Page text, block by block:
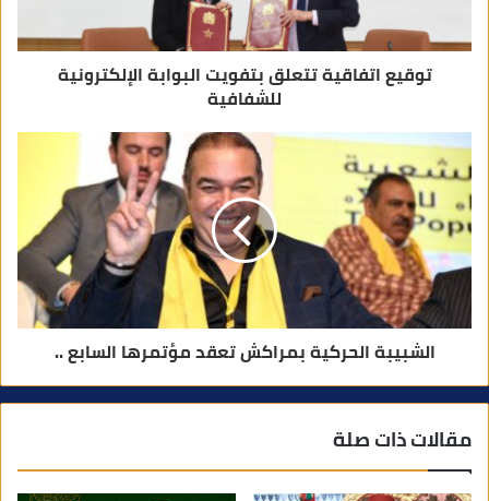
توقيع اتفاقية تتعلق بتفويت البوابة الإلكترونية
للشفافية
الشبيبة الحركية بمراكش تعقد مؤتمرها السابع ..
مقالات ذات صلة